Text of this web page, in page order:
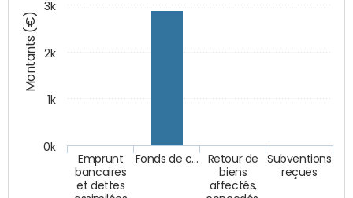
Montants (€)
Emprunt
bancaires
et dettes
Fonds de c…
Retour de
biens
affectés,
Subventions
reçues
0k
1k
2k
3k